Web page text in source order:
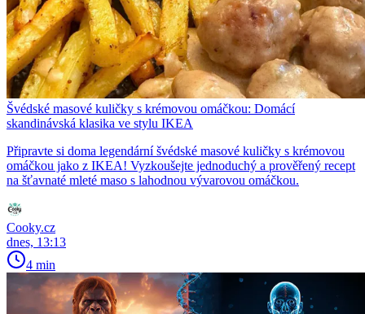
Švédské masové kuličky s krémovou omáčkou: Domácí
skandinávská klasika ve stylu IKEA
Připravte si doma legendární švédské masové kuličky s krémovou
omáčkou jako z IKEA! Vyzkoušejte jednoduchý a prověřený recept
na šťavnaté mleté maso s lahodnou vývarovou omáčkou.
Cooky.cz
dnes, 13:13
4 min